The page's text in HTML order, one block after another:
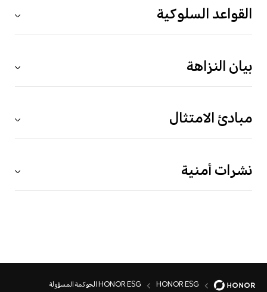
القواعد السلوكية
بيان النزاهة
مبادئ الامتثال
نشرات أمنية
HONOR ESG HONOR ESG الحوكمة المسؤولة